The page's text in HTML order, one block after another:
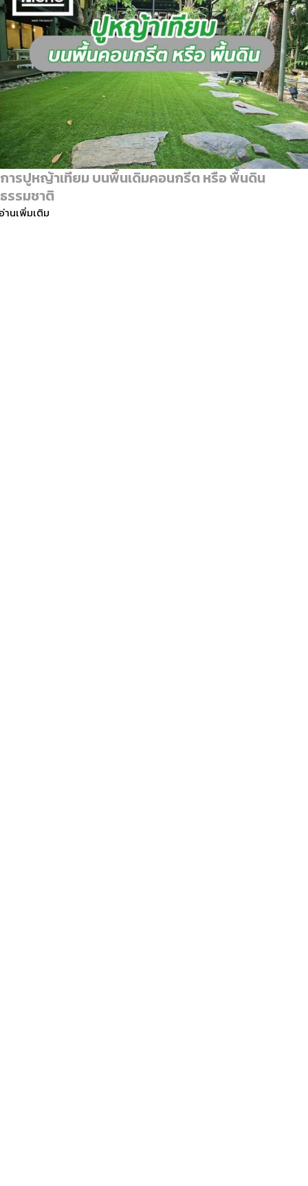
การปูหญ้าเทียม บนพื้นเดิมคอนกรีต หรือ พื้นดิน
ธรรมชาติ
นเพิ่มเติม